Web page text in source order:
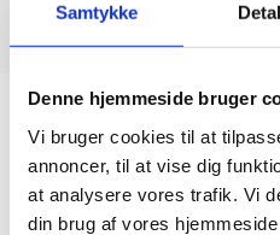
Samtykke
Denne hjemmeside bruger
Vi bruger cookies til at
annoncer, til at vise dig
at analysere vores trafik. Vi
din brug af vores
“Altid flinke og hjælpsom”